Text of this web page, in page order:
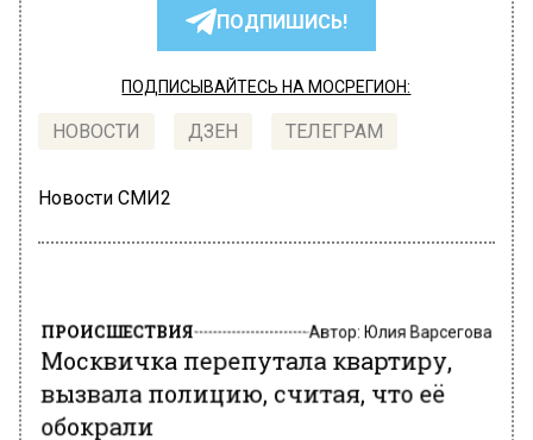
ПОДПИШИСЬ!
ПОДПИСЫВАЙТЕСЬ НА МОСРЕГИОН:
НОВОСТИ ДЗЕН ТЕЛЕГРАМ
Новости СМИ2
ПРОИСШЕСТВИЯ Автор:Юлия Варсегова
Москвичка перепутала квартиру,
вызвала полицию, считая, что её
обокрали